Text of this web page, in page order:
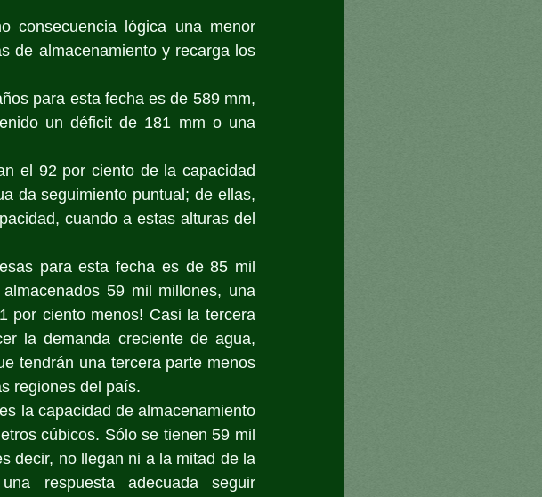
consecuencia lógica una menor
de almacenamiento y recarga los
para esta fecha es de 589 mm,
un déficit de 181 mm o una
el 92 por ciento de la capacidad
da seguimiento puntual; de ellas,
cuando a estas alturas del
para esta fecha es de 85 mil
59 mil millones, una
por ciento menos! Casi la tercera
la demanda creciente de agua,
tendrán una tercera parte menos
regiones del país.
la capacidad de almacenamiento
cúbicos. Sólo se tienen 59 mil
decir, no llegan ni a la mitad de la
respuesta adecuada seguir